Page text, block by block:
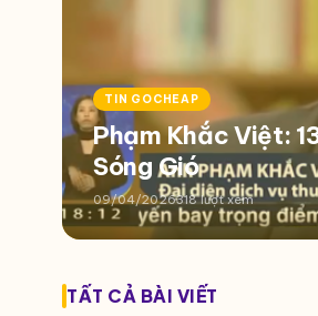
TIN GOCHEAP
Phạm Khắc Việt:
Sóng Gió
09/04/2026318 lượt xem
TẤT CẢ BÀI VIẾT